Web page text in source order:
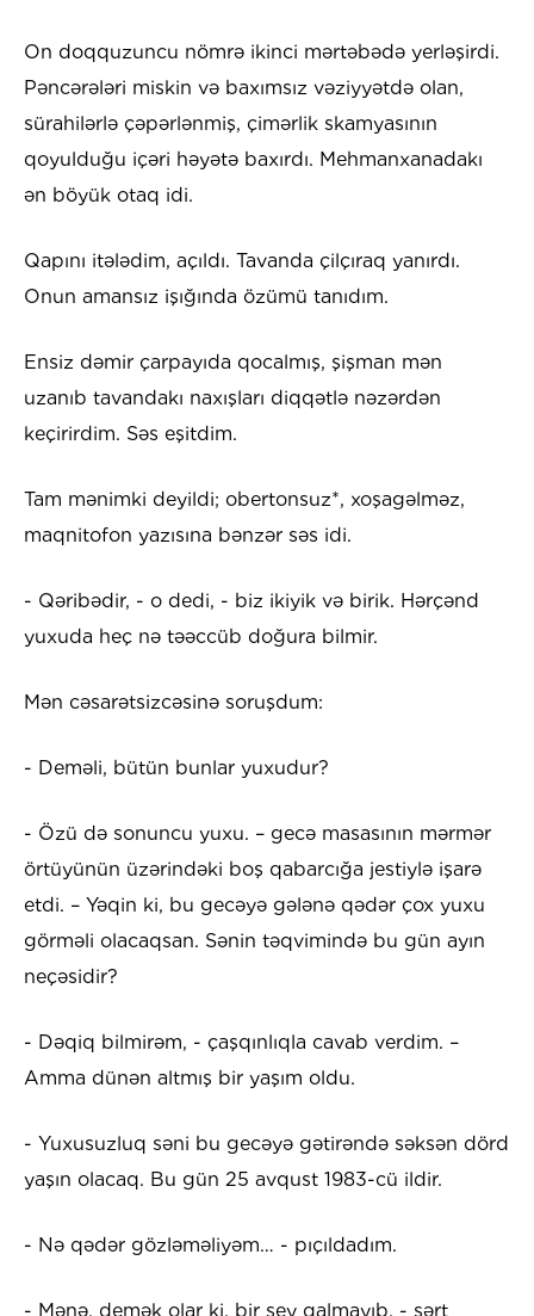
On doqquzuncu nömrə ikinci mərtəbədə yerləşirdi.
Pəncərələri miskin və baxımsız vəziyyətdə olan,
sürahilərlə çəpərlənmiş, çimərlik skamyasının
qoyulduğu içəri həyətə baxırdı. Mehmanxanadakı
ən böyük otaq idi.
Qapını itələdim, açıldı. Tavanda çilçıraq yanırdı.
Onun amansız işığında özümü tanıdım.
Ensiz dəmir çarpayıda qocalmış, şişman mən
uzanıb tavandakı naxışları diqqətlə nəzərdən
keçirirdim. Səs eşitdim.
Tam mənimki deyildi; obertonsuz*, xoşagəlməz,
maqnitofon yazısına bənzər səs idi.
- Qəribədir, - o dedi, - biz ikiyik və birik. Hərçənd
yuxuda heç nə təəccüb doğura bilmir.
Mən cəsarətsizcəsinə soruşdum:
- Deməli, bütün bunlar yuxudur?
- Özü də sonuncu yuxu. – gecə masasının mərmər
örtüyünün üzərindəki boş qabarcığa jestiylə işarə
etdi. – Yəqin ki, bu gecəyə gələnə qədər çox yuxu
görməli olacaqsan. Sənin təqvimində bu gün ayın
neçəsidir?
- Dəqiq bilmirəm, - çaşqınlıqla cavab verdim. –
Amma dünən altmış bir yaşım oldu.
- Yuxusuzluq səni bu gecəyə gətirəndə səksən dörd
yaşın olacaq. Bu gün 25 avqust 1983-cü ildir.
- Nə qədər gözləməliyəm… - pıçıldadım.
- Mənə, demək olar ki, bir şey qalmayıb, - sərt